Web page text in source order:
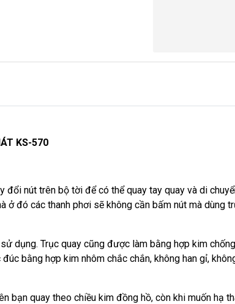
KS-570
đổi nút trên bộ tời để có thể quay tay quay và di
đó các thanh phơi sẽ không cần bấm nút mà dùng
dụng. Trục quay cũng được làm bằng hợp kim
bằng hợp kim nhôm chắc chắn, không han gỉ,
bạn quay theo chiều kim đồng hồ, còn khi muốn hạ